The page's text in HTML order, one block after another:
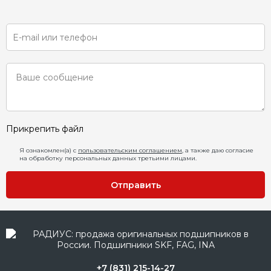
Прикрепить файл
Я ознакомлен(а) с пользовательским соглашением, а также даю согласие
на обработку персональных данных третьими лицами.
Отправить
+7 (831) 215-14-27